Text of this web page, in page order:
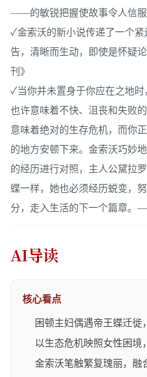
——的敏锐把握使故事令人信
✓金索沃的新小说传递了一个
告，清晰而生动，即使是怀疑
刊》
✓当你并未置身于你应在之地
也许意味着不快、沮丧和失败
意味着绝对的生存危机，而你
的地方安顿下来。金索沃巧妙
的经历进行对照，主人公黛拉
蝶一样，她也必须经历蜕变，
分，走入生活的下一个篇章。
AI导读
核心看点
困顿主妇偶遇帝王蝶迁徙
以生态危机映照女性困境
金索沃笔触繁复瑰丽，融